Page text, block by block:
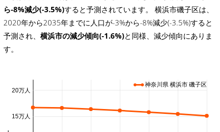
ら-8%減少(-3.5%)すると予測されています。 横浜市磯子区は、
2020年から2035年までに人口が-3%から-8%減少(-3.5%)すると
予測され、 横浜市の減少傾向(-1.6%)と同様、減少傾向にありま
す。
15万人
20万人
神奈川県 横浜市 磯子区